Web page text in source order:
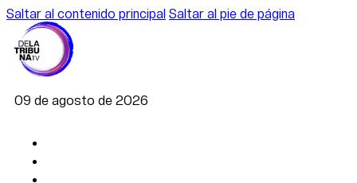
Saltar al contenido principal Saltar al pie de página
09 de agosto de 2026